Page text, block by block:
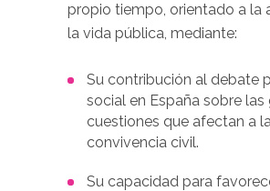
propio tiempo, orientado a la
la vida pública, mediante:
Su contribución al debate
social en España sobre las
cuestiones que afectan a
convivencia civil.
Su capacidad para